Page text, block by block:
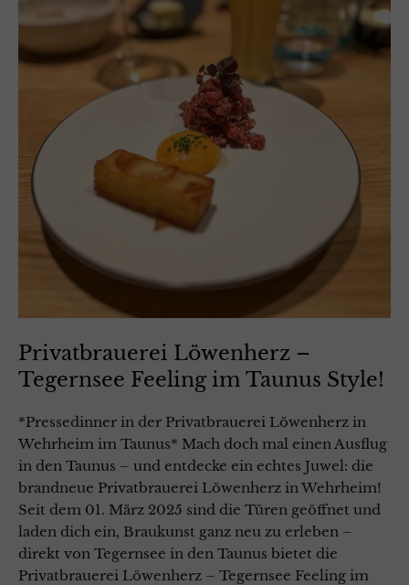
Privatbrauerei Löwenherz –
Tegernsee Feeling im Taunus Style!
*Pressedinner in der Privatbrauerei Löwenherz in
Wehrheim im Taunus* Mach doch mal einen Ausflug
in den Taunus – und entdecke ein echtes Juwel: die
brandneue Privatbrauerei Löwenherz in Wehrheim!
Seit dem 01. März 2025 sind die Türen geöffnet und
laden dich ein, Braukunst ganz neu zu erleben –
direkt von Tegernsee in den Taunus bietet die
Privatbrauerei Löwenherz – Tegernsee Feeling im